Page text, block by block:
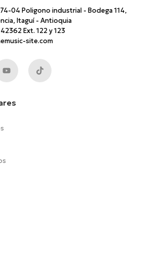
04 Poligono industrial - Bodega 114,
Itaguí - Antioquia
Ext. 122 y 123
site.com